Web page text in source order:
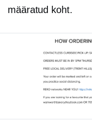
määratud koht.